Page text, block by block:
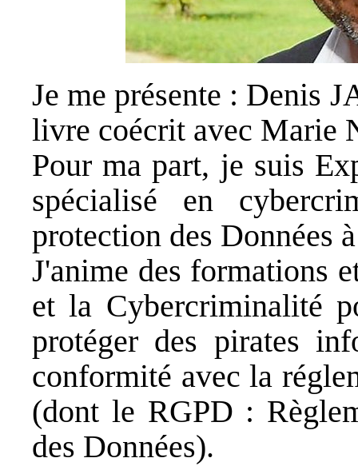
Je me présente : Denis
livre coécrit avec Marie
Pour ma part, je suis
spécialisé en
protection des Données
J'anime des formations
et la Cybercriminalité
protéger des pirates
conformité avec la
(dont le RGPD :
des Données).